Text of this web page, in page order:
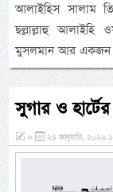
আলাইহিস সালাম
ছল্লাল্লাহু
মুসলমান আর একজন
সুগার ও
» ২৫ জানুয়ারি, ২০২৬